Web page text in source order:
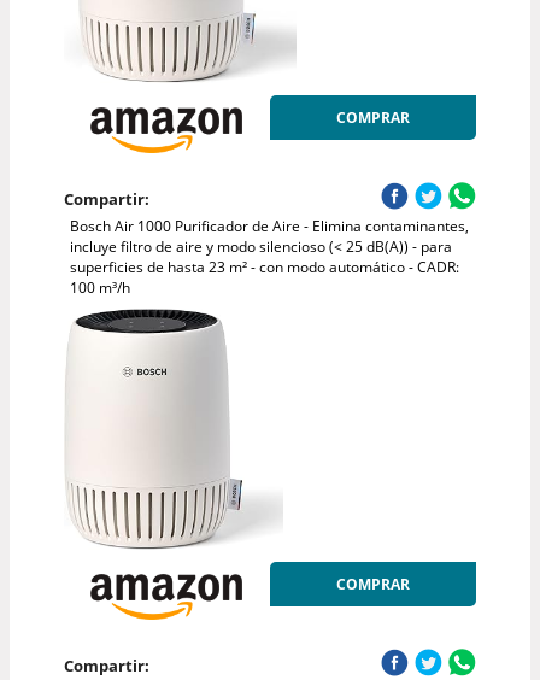
COMPRAR
Compartir:
Bosch Air 1000 Purificador de Aire - Elimina contaminantes,
incluye filtro de aire y modo silencioso (< 25 dB(A)) - para
superficies de hasta 23 m² - con modo automático - CADR:
100 m³/h
COMPRAR
Compartir: